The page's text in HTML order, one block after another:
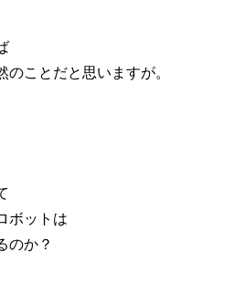
ことだと思いますが。
ボットは
のか？